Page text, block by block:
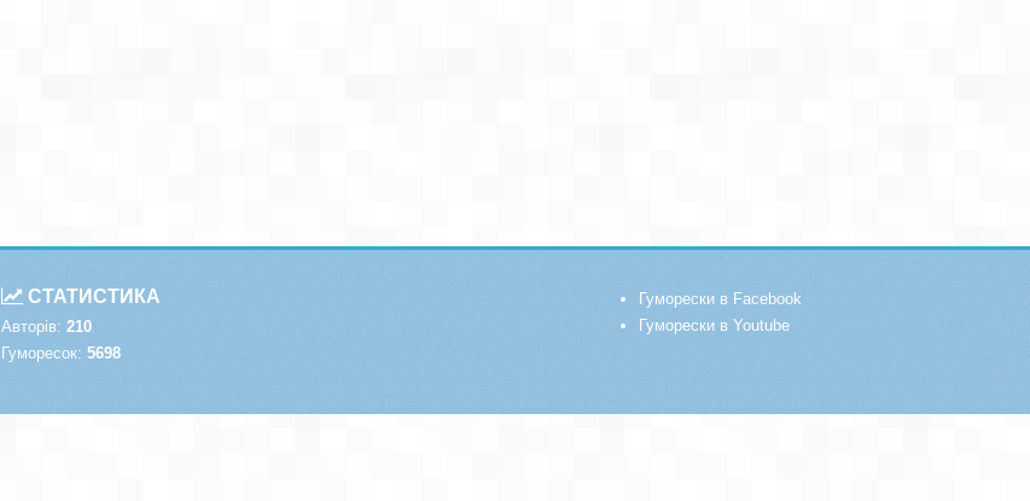
СТАТИСТИКА
Авторів: 210
Гуморесок: 5698
Гуморески в Facebook
Гуморески в Youtube